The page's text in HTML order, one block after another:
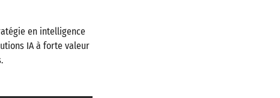
en intelligence
IA à forte valeur